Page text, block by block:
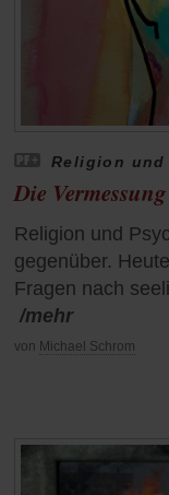
Religion und
Die
Religion und
gegenüber.
Fragen nach
/mehr
von Michael Schrom